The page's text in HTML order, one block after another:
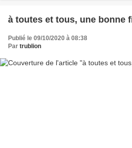
Publié le 09/10/2020 à 08:38
Par trublion